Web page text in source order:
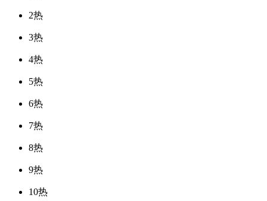
2热
3热
4热
5热
6热
7热
8热
9热
10热